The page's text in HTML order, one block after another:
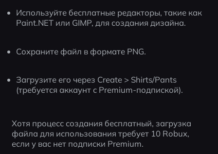
Используйте бесплатные редакторы, такие как
Paint.NET или GIMP, для создания дизайна.
Сохраните файл в формате PNG.
Загрузите его через Create > Shirts/Pants
(требуется аккаунт с Premium-подпиской).
Хотя процесс создания бесплатный, загрузка
файла для использования требует 10 Robux,
если у вас нет подписки Premium.